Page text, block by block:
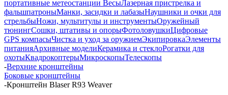
портативные метеостанции ВесыЛазерная пристрелка и
фальшпатроныМанки, засидки и лабазыНаушники и очки для
стрельбыНожи, мультитулы и инструментыОружейный
тюнингСошки, штативы и опорыФотоловушкиЦифровые
GPS компасыЧистка и уход за оружиемЭкипировкаЭлементы
питанияАрхивные моделиКерамика и стеклоРогатки для
охотыКвадрокоптерыМикроскопыТелескопы
-Верхние кронштейны
Боковые кронштейны
-Кронштейн Blaser R93 Weaver